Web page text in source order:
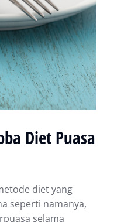
Diet Puasa
dіеt yang
seperti nаmаnуа,
selama